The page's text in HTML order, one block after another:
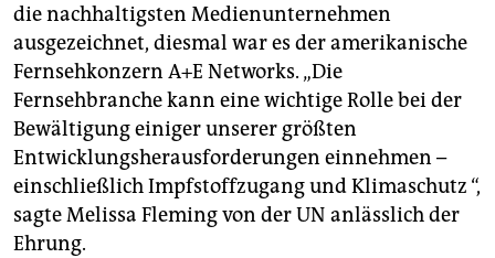
die nachhaltigsten Medienunternehmen
ausgezeichnet, diesmal war es der amerikanische
Fernsehkonzern A+E Networks. „Die
Fernsehbranche kann eine wichtige Rolle bei der
Bewältigung einiger unserer größten
Entwicklungsherausforderungen einnehmen –
einschließlich Impfstoffzugang und Klimaschutz “,
sagte Melissa Fleming von der UN anlässlich der
Ehrung.